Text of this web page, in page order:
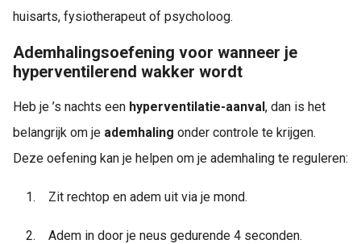
huisarts, fysiotherapeut of psycholoog.
Ademhalingsoefening voor wanneer je
hyperventilerend wakker wordt
Heb je ’s nachts een hyperventilatie-aanval, dan is het
belangrijk om je ademhaling onder controle te krijgen.
Deze oefening kan je helpen om je ademhaling te reguleren:
1. Zit rechtop en adem uit via je mond.
2. Adem in door je neus gedurende 4 seconden.